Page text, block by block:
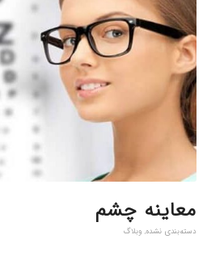
معاینه چشم
دسته‌بندی نشده, وبلاگ